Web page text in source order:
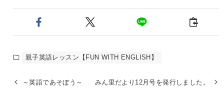
親子英語レッスン【FUN WITH ENGLISH】
～英語であそぼう～ みん里だより12月号を発行しました。